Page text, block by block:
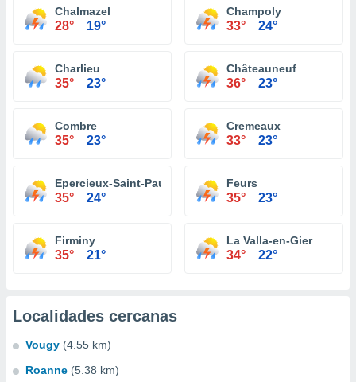
Chalmazel
28° 19°
Champoly
33° 24°
Charlieu
35° 23°
Châteauneuf
36° 23°
Combre
35° 23°
Cremeaux
33° 23°
Epercieux-Saint-Paul
35° 24°
Feurs
35° 23°
Firminy
35° 21°
La Valla-en-Gier
34° 22°
Localidades cercanas
Vougy (4.55 km)
Roanne (5.38 km)